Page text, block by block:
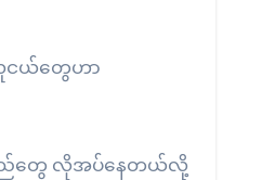
ငယ်တွေဟာ
ည်တွေ လိုအပ်နေတယ်လို့